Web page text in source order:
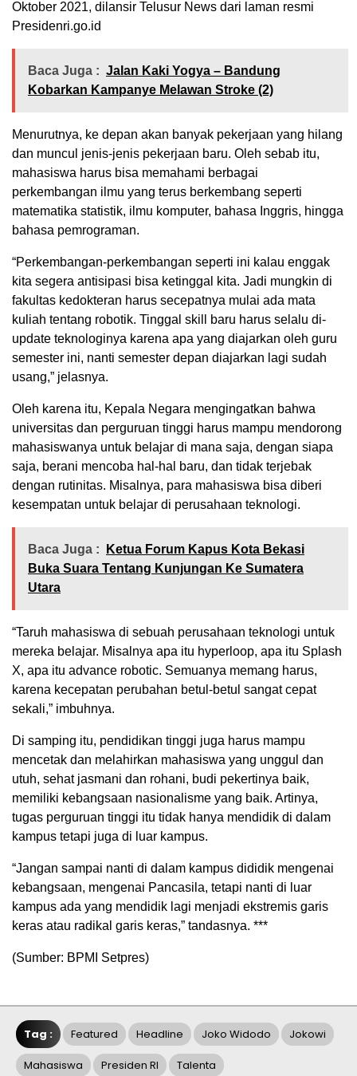
Oktober 2021, dilansir Telusur News dari laman resmi
Presidenri.go.id
Baca Juga : Jalan Kaki Yogya – Bandung
Kobarkan Kampanye Melawan Stroke (2)
Menurutnya, ke depan akan banyak pekerjaan yang hilang
dan muncul jenis-jenis pekerjaan baru. Oleh sebab itu,
mahasiswa harus bisa memahami berbagai
perkembangan ilmu yang terus berkembang seperti
matematika statistik, ilmu komputer, bahasa Inggris, hingga
bahasa pemrograman.
“Perkembangan-perkembangan seperti ini kalau enggak
kita segera antisipasi bisa ketinggal kita. Jadi mungkin di
fakultas kedokteran harus secepatnya mulai ada mata
kuliah tentang robotik. Tinggal skill baru harus selalu di-
update teknologinya karena apa yang diajarkan oleh guru
semester ini, nanti semester depan diajarkan lagi sudah
usang,” jelasnya.
Oleh karena itu, Kepala Negara mengingatkan bahwa
universitas dan perguruan tinggi harus mampu mendorong
mahasiswanya untuk belajar di mana saja, dengan siapa
saja, berani mencoba hal-hal baru, dan tidak terjebak
dengan rutinitas. Misalnya, para mahasiswa bisa diberi
kesempatan untuk belajar di perusahaan teknologi.
Baca Juga :
Ketua Forum Kapus Kota Bekasi
Buka Suara Tentang Kunjungan Ke Sumatera
Utara
“Taruh mahasiswa di sebuah perusahaan teknologi untuk
mereka belajar. Misalnya apa itu hyperloop, apa itu Splash
X, apa itu advance robotic. Semuanya memang harus,
karena kecepatan perubahan betul-betul sangat cepat
sekali,” imbuhnya.
Di samping itu, pendidikan tinggi juga harus mampu
mencetak dan melahirkan mahasiswa yang unggul dan
utuh, sehat jasmani dan rohani, budi pekertinya baik,
memiliki kebangsaan nasionalisme yang baik. Artinya,
tugas perguruan tinggi itu tidak hanya mendidik di dalam
kampus tetapi juga di luar kampus.
“Jangan sampai nanti di dalam kampus dididik mengenai
kebangsaan, mengenai Pancasila, tetapi nanti di luar
kampus ada yang mendidik lagi menjadi ekstremis garis
keras atau radikal garis keras,” tandasnya. ***
(Sumber: BPMI Setpres)
Tag : Featured Headline Joko Widodo Jokowi
Mahasiswa Presiden RI Talenta